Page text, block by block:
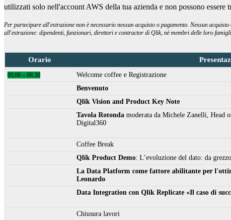
utilizzati solo nell'account AWS della tua azienda e non possono
Per partecipare all'estrazione non è necessario nessun acquisto o pagamento. Nessun
all'estrazione: dipendenti, funzionari, direttori e contractor di Qlik, nè membri delle loro
Orario
09.00 – 09.30
Welcome coffee e Registrazione
Benvenuto
Qlik Vision and Product Key Note
Tavola Rotonda moderata da Michele Zanelli, Head
Digital360
Coffee Break
Qlik Product Demo: L’evoluzione del dato: da
La Data Platform come fattore abilitante per
Leonardo
Data Integration con Qlik Replicate «Il caso di
Chiusura lavori